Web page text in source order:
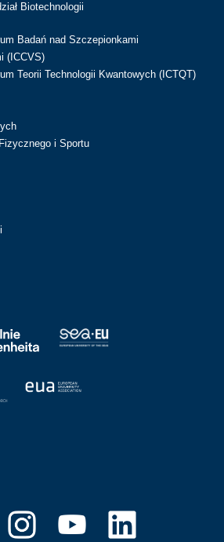
Biotechnologii
Badań nad Szczepionkami
(ICCVS)
Teorii Technologii Kwantowych (ICTQT)
i Sportu